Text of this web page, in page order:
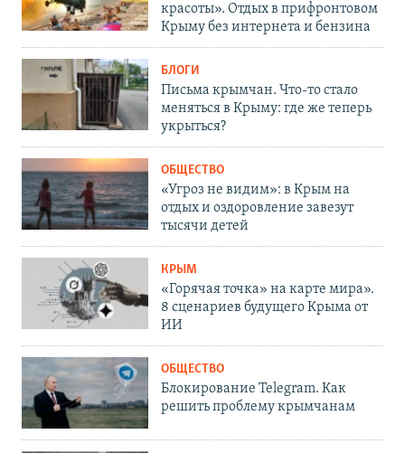
красоты». Отдых в прифронтовом
Крыму без интернета и бензина
БЛОГИ
Письма крымчан. Что-то стало
меняться в Крыму: где же теперь
укрыться?
ОБЩЕСТВО
«Угроз не видим»: в Крым на
отдых и оздоровление завезут
тысячи детей
КРЫМ
«Горячая точка» на карте мира».
8 сценариев будущего Крыма от
ИИ
ОБЩЕСТВО
Блокирование Telegram. Как
решить проблему крымчанам